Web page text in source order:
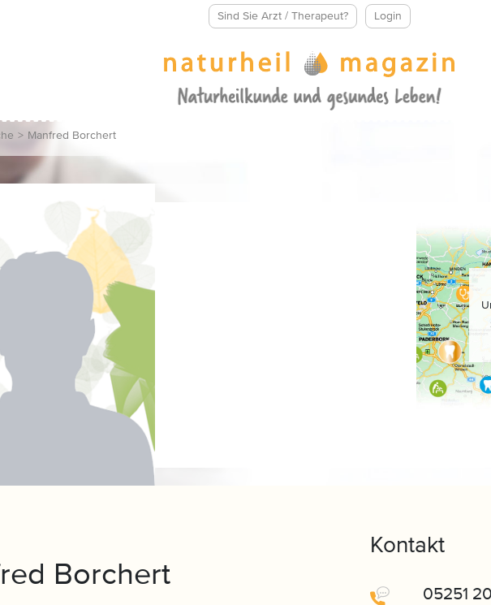
Sind Sie Arzt / Therapeut?
Login
> Manfred Borchert
Borchert
Kontakt
05251